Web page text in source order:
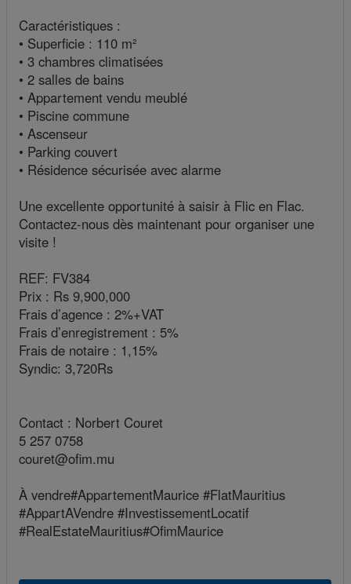
Caractéristiques :
• Superficie : 110 m²
• 3 chambres climatisées
• 2 salles de bains
• Appartement vendu meublé
• Piscine commune
• Ascenseur
• Parking couvert
• Résidence sécurisée avec alarme
Une excellente opportunité à saisir à Flic en Flac.
Contactez-nous dès maintenant pour organiser une
visite !
REF: FV384
Prix : Rs 9,900,000
Frais d’agence : 2%+VAT
Frais d’enregistrement : 5%
Frais de notaire : 1,15%
Syndic: 3,720Rs
Contact : Norbert Couret
5 257 0758
couret@ofim.mu
À vendre#AppartementMaurice #FlatMauritius
#AppartAVendre #InvestissementLocatif
#RealEstateMauritius#OfimMaurice